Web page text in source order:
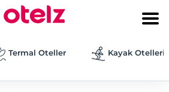
Termal Oteller Kayak Otelleri